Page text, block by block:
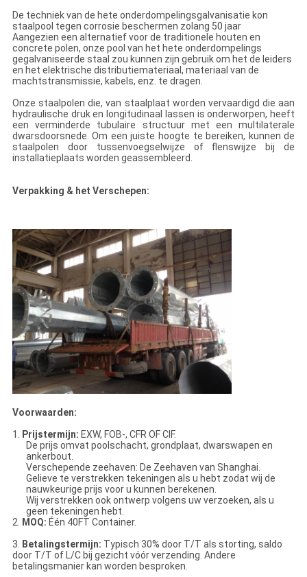
De techniek van de hete onderdompelingsgalvanisatie kon
staalpool tegen corrosie beschermen zolang 50 jaar
Aangezien een alternatief voor de traditionele houten en
concrete polen, onze pool van het hete onderdompelings
gegalvaniseerde staal zou kunnen zijn gebruik om het de leiders
en het elektrische distributiemateriaal, materiaal van de
machtstransmissie, kabels, enz. te dragen.
Onze staalpolen die, van staalplaat worden vervaardigd die aan
hydraulische druk en longitudinaal lassen is onderworpen, heeft
een verminderde tubulaire structuur met een multilaterale
dwarsdoorsnede. Om een juiste hoogte te bereiken, kunnen de
staalpolen door tussenvoegselwijze of flenswijze bij de
installatieplaats worden geassembleerd.
Verpakking & het Verschepen:
Voorwaarden:
1. Prijstermijn: EXW, FOB-, CFR OF CIF.
De prijs omvat poolschacht, grondplaat, dwarswapen en
ankerbout.
Verschepende zeehaven: De Zeehaven van Shanghai.
Gelieve te verstrekken tekeningen als u hebt zodat wij de
nauwkeurige prijs voor u kunnen berekenen.
Wij verstrekken ook ontwerp volgens uw verzoeken, als u
geen tekeningen hebt.
2. MOQ: Één 40FT Container.
3. Betalingstermijn: Typisch 30% door T/T als storting, saldo
door T/T of L/C bij gezicht vóór verzending. Andere
betalingsmanier kan worden besproken.